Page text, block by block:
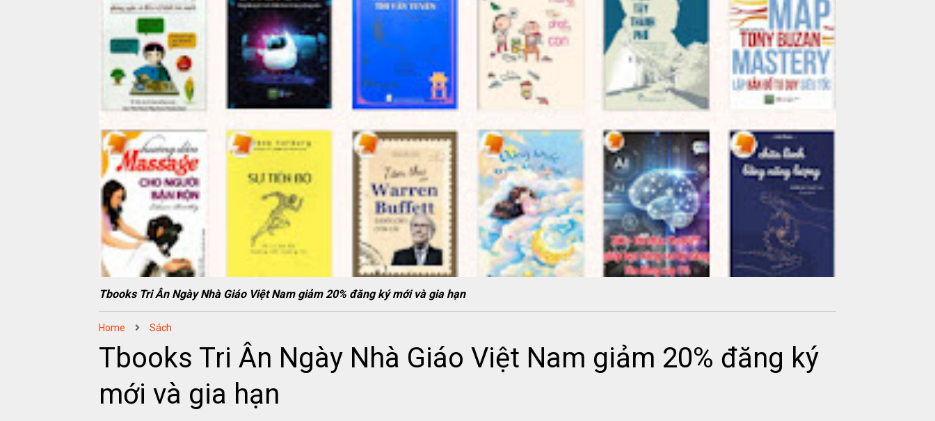
Tbooks Tri Ân Ngày Nhà Giáo Việt Nam giảm 20% đăng ký mới và gia hạn
Home Sách
Tbooks Tri Ân Ngày Nhà Giáo Việt Nam giảm 20% đăng ký
mới và gia hạn